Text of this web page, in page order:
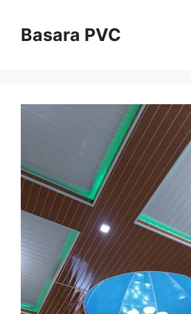
contentBasara PVC